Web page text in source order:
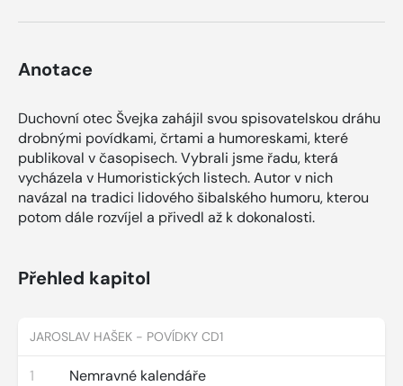
Anotace
Duchovní otec Švejka zahájil svou spisovatelskou dráhu
drobnými povídkami, črtami a humoreskami, které
publikoval v časopisech. Vybrali jsme řadu, která
vycházela v Humoristických listech. Autor v nich
navázal na tradici lidového šibalského humoru, kterou
potom dále rozvíjel a přivedl až k dokonalosti.
Přehled kapitol
JAROSLAV HAŠEK - POVÍDKY CD1
1 Nemravné kalendáře